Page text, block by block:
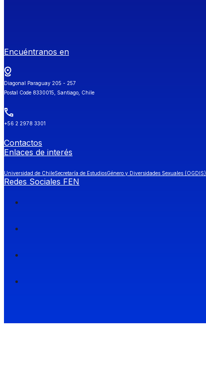
Encuéntranos en
Diagonal Paraguay 205 - 257
Postal Code 8330015, Santiago, Chile
+56 2 2978 3301
Contactos
Enlaces de interés
Universidad de ChileSecretaría de EstudiosGénero y Diversidades Sexuales (OGDIS)
Redes Sociales FEN